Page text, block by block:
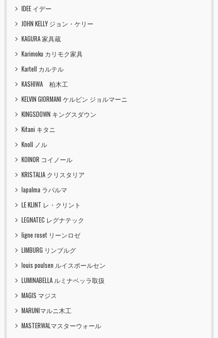
IDEE イデー
JOHN KELLY ジョン・ケリー
KAGURA 家具蔵
Karimoku カリモク家具
Kartell カルテル
KASHIWA 柏木工
KELVIN GIORMANI ケルビン ジョルマーニ
KINGSDOWN キングスダウン
Kitani キタニ
Knoll ノル
KOINOR コイノール
KRISTALIA クリスタリア
lapalma ラパルマ
LE KLINT レ・クリント
LEGNATEC レグナテック
ligne roset リーンロゼ
LIMBURG リンブルグ
louis poulsen ルイスポールセン
LUMINABELLA ルミナベッラ取扱
MAGIS マジス
MARUNIマルニ木工
MASTERWALマスターウォール